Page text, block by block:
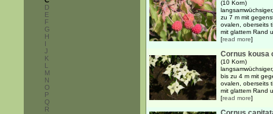
D
E
F
G
H
I
J
K
L
M
N
O
P
Q
R
(10 Korn)
zu 7 m mit
ovalen, oberseits
mit glattem Rand
[read more]
Cornus kousa
(10 Korn)
bis zu 4 m mit
ovalen, oberseits
mit glattem Rand
[read more]